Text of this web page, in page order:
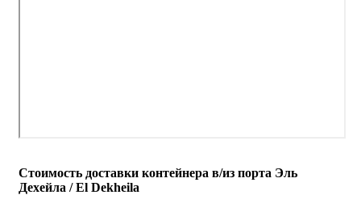
Стоимость доставки контейнера в/из порта Эль
Дeхейла / El Dekheila